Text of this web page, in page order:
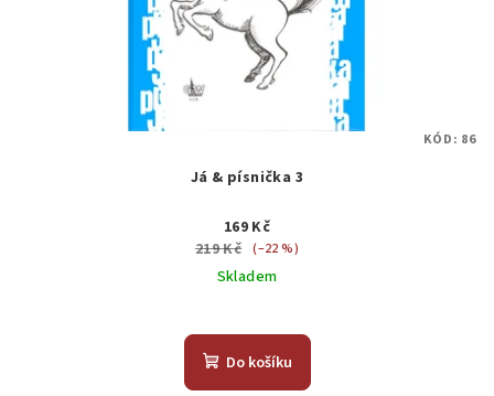
Já & písnička 3
169 Kč
219 Kč (–22 %)
Skladem
hodnocení
produktu
Do košíku
KÓD: 86